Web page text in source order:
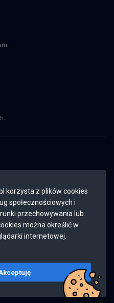
korzysta z plików cookies
społecznościowych i
przechowywania lub
można określić w
internetowej.
Wszystkie prawa
v2.8.4